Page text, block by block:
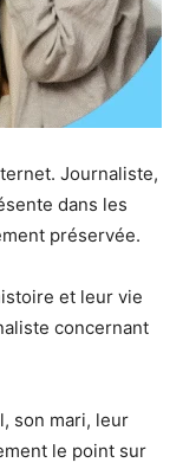
Journaliste,
dans les
préservée.
et leur vie
concernant
son mari, leur
le point sur